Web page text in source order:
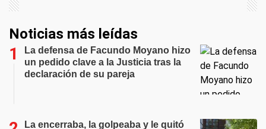
Noticias más leídas
La defensa de Facundo Moyano hizo
un pedido clave a la Justicia tras la
declaración de su pareja
La encerraba, la golpeaba y le quitó